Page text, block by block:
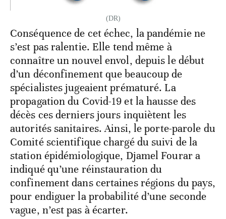
(DR)
Conséquence de cet échec, la pandémie ne
s’est pas ralentie. Elle tend même à
connaître un nouvel envol, depuis le début
d’un déconfinement que beaucoup de
spécialistes jugeaient prématuré. La
propagation du Covid-19 et la hausse des
décès ces derniers jours inquiètent les
autorités sanitaires. Ainsi, le porte-parole du
Comité scientifique chargé du suivi de la
station épidémiologique, Djamel Fourar a
indiqué qu’une réinstauration du
confinement dans certaines régions du pays,
pour endiguer la probabilité d’une seconde
vague, n’est pas à écarter.